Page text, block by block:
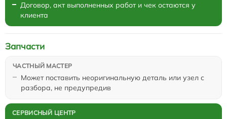
Договор, акт выполненных работ и чек остаются у
клиента
Может поставить неоригинальную деталь или узел с
разбора, не предупредив
Запчасти